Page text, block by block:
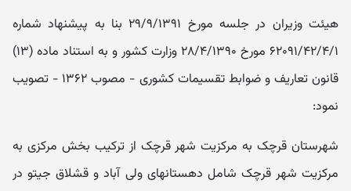
هیئت وزیران در جلسه مورخ ۲۹/۹/۱۳۹۱ ‏بنا به پیشنهاد شماره
۶۲۰۹۱/۴۲/۴/۱ مورخ ۲۸/۴/۱۳۹۰ ‏وزارت کشور و به استناد ماده (۱۳‏)
قانون تعاریف و ضوابط تقسیمات کشوری - مصوب ۱۳۶۲ - تصویب
نمود:
‏شهرستان قرچک به مرکزیت شهر قرچک از ترکیب بخش مرکزی به
مرکزیت شهر قرچک شامل دهستانهای ولی آباد و قشلاق جیتو در